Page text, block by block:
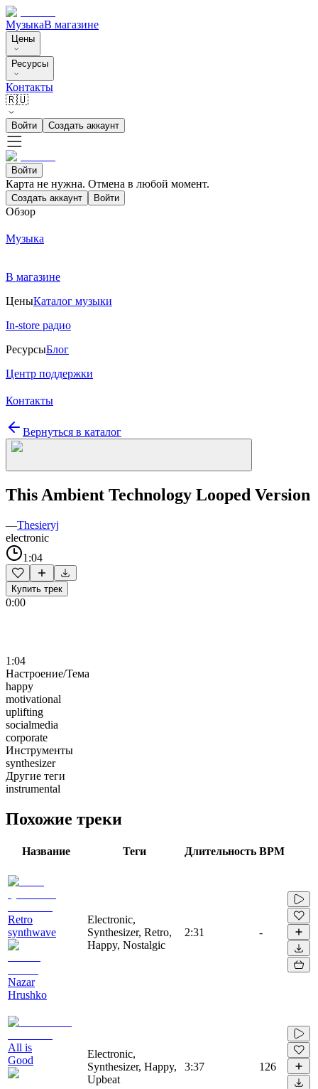
МузыкаВ магазине
Цены
Ресурсы
Контакты
🇷🇺
Войти Создать аккаунт
Войти
Карта не нужна. Отмена в любой момент.
Создать аккаунт Войти
Обзор
Музыка
В магазине
ЦеныКаталог музыки
In-store радио
РесурсыБлог
Центр поддержки
Контакты
Вернуться в каталог
This Ambient Technology Looped Version
—Thesieryj
electronic
1:04
Купить трек
0:00
1:04
Настроение/Тема
happy
motivational
uplifting
socialmedia
corporate
Инструменты
synthesizer
Другие теги
instrumental
Похожие треки
Название Теги Длительность BPM
Retro
synthwave
Nazar
Hrushko
Electronic,
Synthesizer, Retro,
Happy, Nostalgic
2:31 -
All is
Good
Electronic,
Synthesizer, Happy,
Upbeat
3:37 126